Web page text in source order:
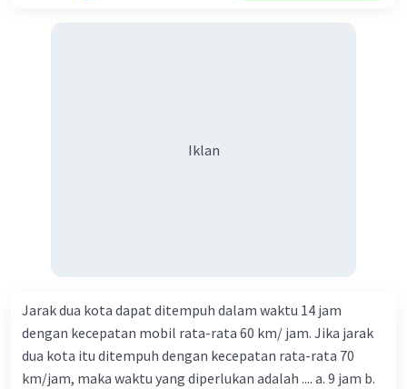
Iklan
Jarak dua kota dapat ditempuh dalam waktu 14 jam
dengan kecepatan mobil rata-rata 60 km/ jam. Jika jarak
dua kota itu ditempuh dengan kecepatan rata-rata 70
km/jam, maka waktu yang diperlukan adalah .... a. 9 jam b.